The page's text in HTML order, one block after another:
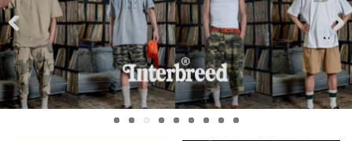
Previous Next